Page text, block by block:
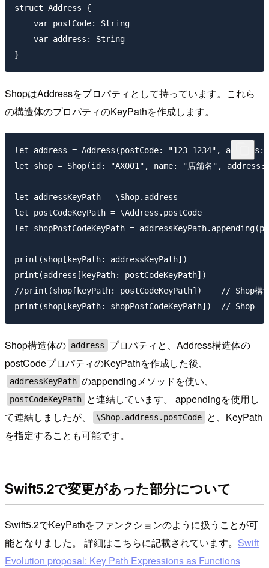
struct Address {
    var postCode: String
    var address: String
ShopはAddressをプロパティとして持っています。これら
の構造体のプロパティのKeyPathを作成します。
let address = Address(postCode: "123-1234", address:
let shop = Shop(id: "AX001", name: "店舗名", address:
let addressKeyPath = \Shop.address
let postCodeKeyPath = \Address.postCode
let shopPostCodeKeyPath =
print(shop[keyPath: addressKeyPath])
print(address[keyPath: postCodeKeyPath])
//print(shop[keyPath: postCodeKeyPath])    // Shop構造体
Shop構造体の address
プロパティと、Address構造体の
postCodeプロパティのKeyPathを作成した後、
addressKeyPath のappendingメソッドを使い、
postCodeKeyPath
と連結しています。 appendingを使用し
て連結しましたが、
\Shop.address.postCode
と、KeyPath
を指定することも可能です。
Swift5.2で変更があった部分について
Swift5.2でKeyPathをファンクションのように扱うことが可
能となりました。 詳細はこちらに記載されています。 Swift
Evolution proposal: Key Path Expressions as Functions